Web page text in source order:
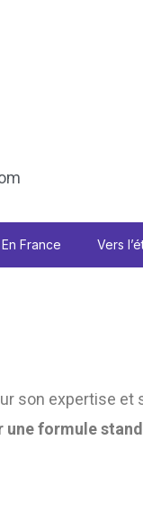
En France Vers
son expertise
une formule